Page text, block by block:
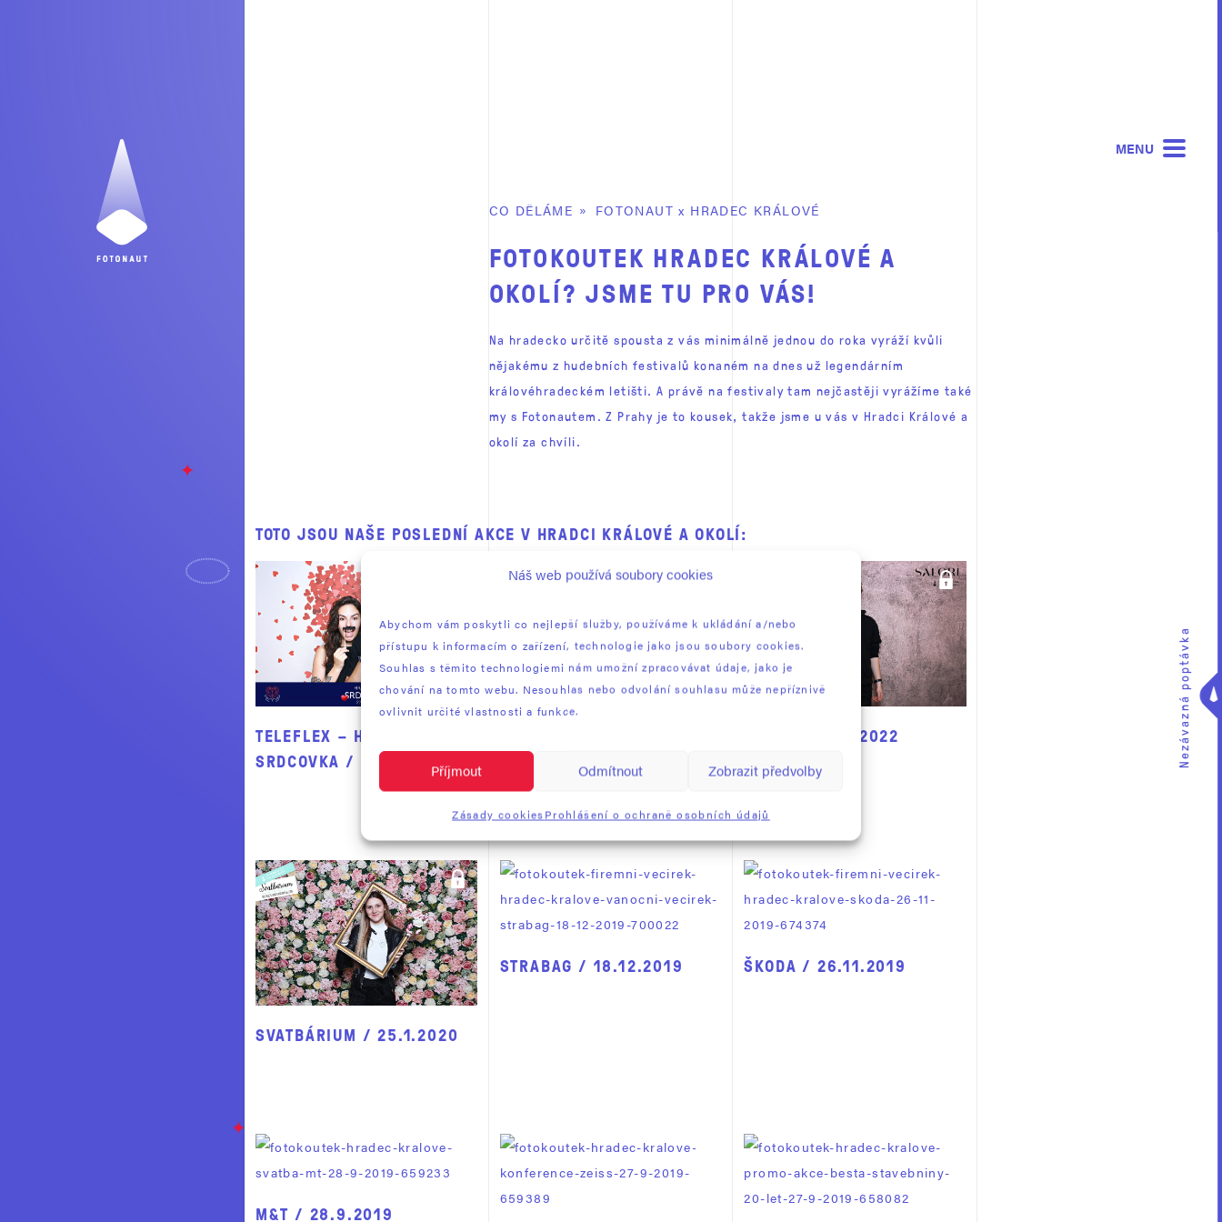
Náš web používá soubory cookies
Abychom vám poskytli co nejlepší služby, používáme k ukládání a/nebo
přístupu k informacím o zařízení, technologie jako jsou soubory cookies.
Souhlas s těmito technologiemi nám umožní zpracovávat údaje, jako je
chování na tomto webu. Nesouhlas nebo odvolání souhlasu může nepříznivě
ovlivnit určité vlastnosti a funkce.
Příjmout Odmítnout Zobrazit předvolby
Zásady cookies Prohlášení o ochraně osobních údajů
MENU
CO DĚLÁME FOTONAUTx HRADEC KRÁLOVÉ
FOTOKOUTEK HRADEC KRÁLOVÉ A
OKOLÍ? JSME TU PRO VÁS!
Na hradecko určitě spousta z vás minimálně jednou do roka vyráží kvůli
nějakému z hudebních festivalů konaném na dnes už legendárním
královéhradeckém letišti. A právě na festivaly tam nejčastěji vyrážíme také
my s Fotonautem. Z Prahy je to kousek, takže jsme u vás v Hradci Králové a
okolí za chvíli.
TOTO JSOU NAŠE POSLEDNÍ AKCE V HRADCI KRÁLOVÉ A OKOLÍ:
TELEFLEX – HRADECKÁ
SRDCOVKA / 22.6.2024
30+60 / 6.10.2022
SVATBÁRIUM / 25.1.2020
STRABAG / 18.12.2019 ŠKODA / 26.11.2019
M&T / 28.9.2019
Nezávazná poptávka